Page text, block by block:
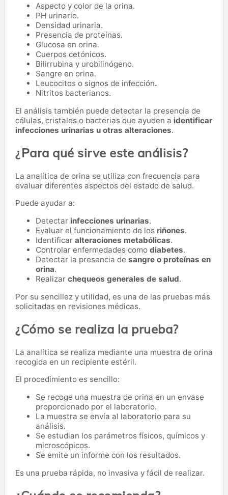
Aspecto y color de la orina.
PH urinario.
Densidad urinaria.
Presencia de proteínas.
Glucosa en orina.
Cuerpos cetónicos.
Bilirrubina y urobilinógeno.
Sangre en orina.
Leucocitos o signos de infección.
Nitritos bacterianos.
El análisis también puede detectar la presencia de
células, cristales o bacterias que ayuden a identificar
infecciones urinarias u otras alteraciones.
¿Para qué sirve este análisis?
La analítica de orina se utiliza con frecuencia para
evaluar diferentes aspectos del estado de salud.
Puede ayudar a:
Detectar infecciones urinarias.
Evaluar el funcionamiento de los riñones.
Identificar alteraciones metabólicas.
Controlar enfermedades como diabetes.
Detectar la presencia de sangre o proteínas en
orina.
Realizar chequeos generales de salud.
Por su sencillez y utilidad, es una de las pruebas más
solicitadas en revisiones médicas.
¿Cómo se realiza la prueba?
La analítica se realiza mediante una muestra de orina
recogida en un recipiente estéril.
El procedimiento es sencillo:
Se recoge una muestra de orina en un envase
proporcionado por el laboratorio.
La muestra se envía al laboratorio para su
análisis.
Se estudian los parámetros físicos, químicos y
microscópicos.
Se emite un informe con los resultados.
Es una prueba rápida, no invasiva y fácil de realizar.